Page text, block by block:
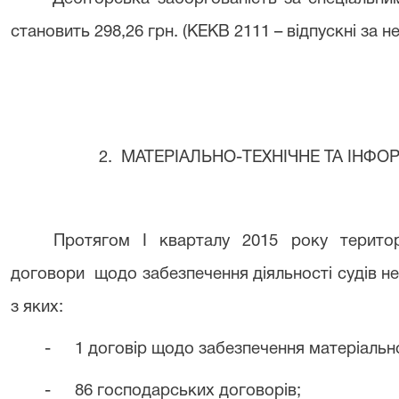
становить 298,26 грн. (КЕКВ 2111 – відпускні за
2. МАТЕРІАЛЬНО-ТЕХНІЧНЕ ТА
Протягом І кварталу 2015 року
договори щодо забезпечення діяльності судів
з яких:
- 1 договір щодо забезпечення
- 86 господарських договорів;